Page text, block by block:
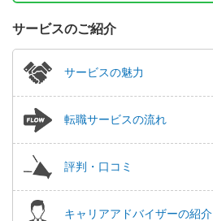
サービスのご紹介
サービスの魅力
転職サービスの流れ
評判・口コミ
キャリアアドバイザーの紹介